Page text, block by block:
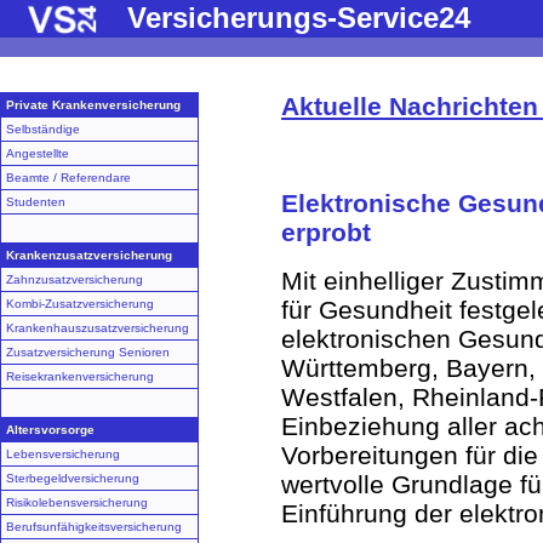
Versicherungs-Service24
Private Krankenversicherung
Selbständige
Angestellte
Beamte / Referendare
Studenten
Krankenzusatzversicherung
Zahnzusatzversicherung
Kombi-Zusatzversicherung
Krankenhauszusatzversicherung
Zusatzversicherung Senioren
Reisekrankenversicherung
Altersvorsorge
Lebensversicherung
Sterbegeldversicherung
Risikolebensversicherung
Berufsunfähigkeitsversicherung
Aktuelle
Elektronische
erprobt
Mit einhelliger
für Gesundheit
elektronischen
Württemberg,
Westfalen,
Einbeziehung aller
Vorbereitungen für
wertvolle Grundlage
Einführung der